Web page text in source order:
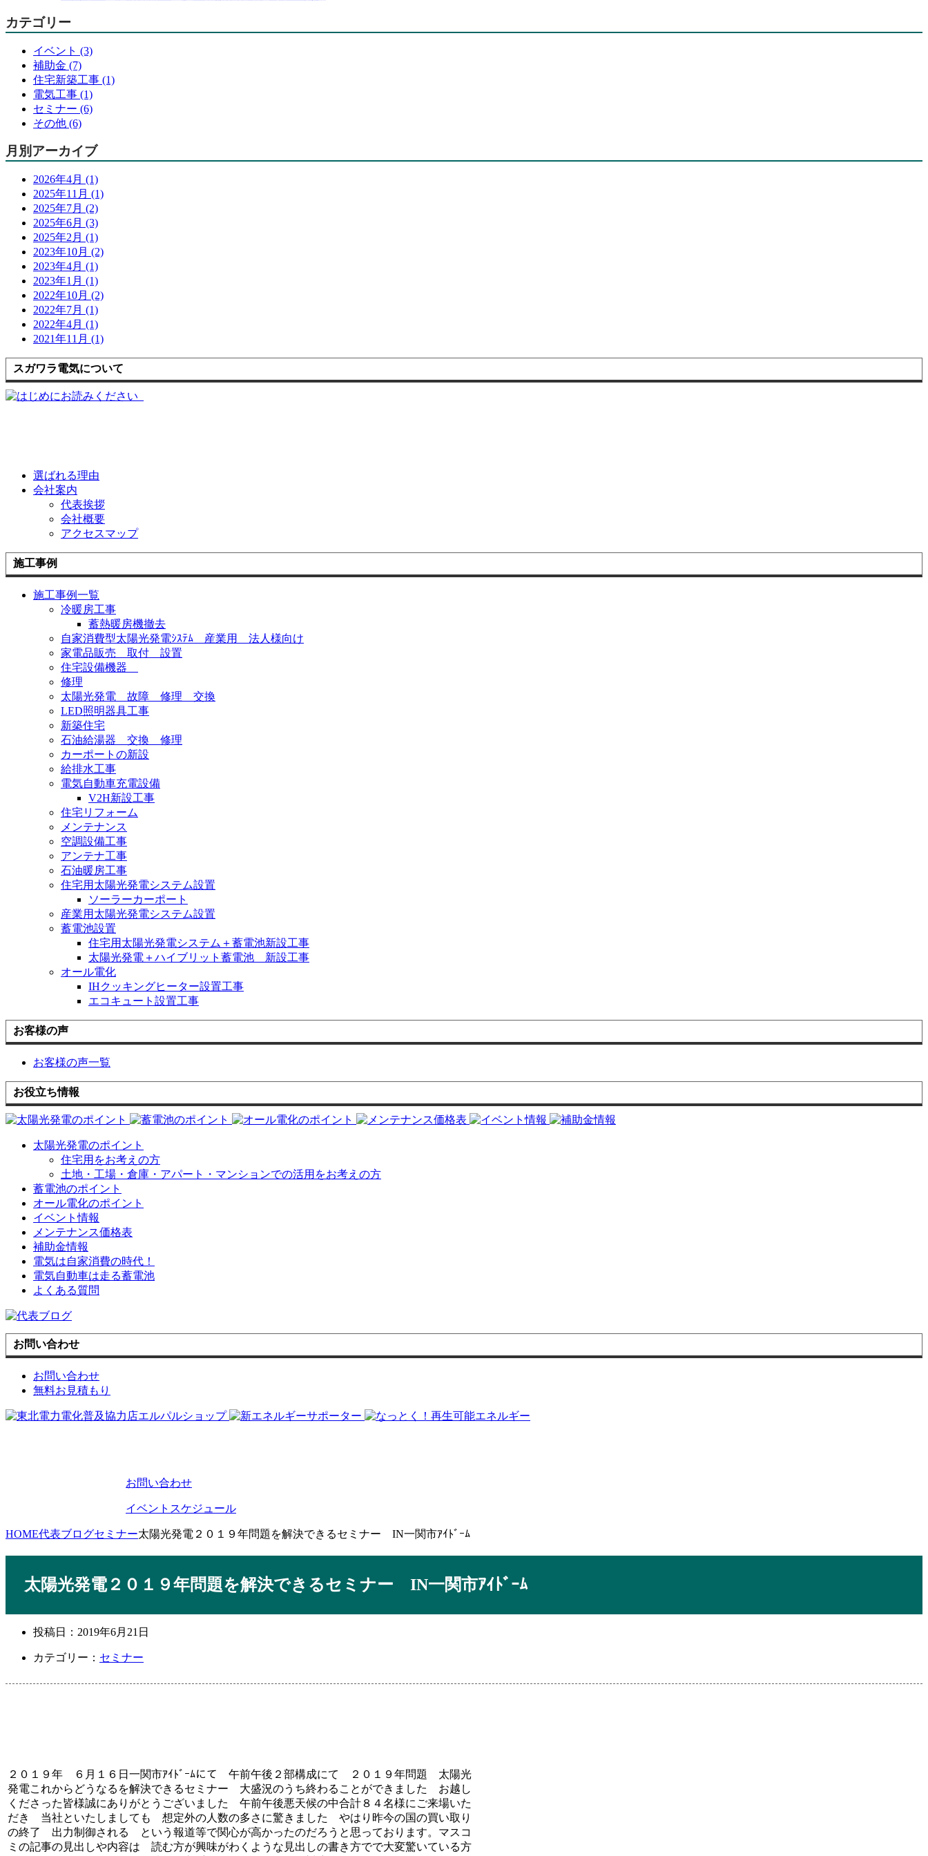
カテゴリー
イベント (3)
補助金 (7)
住宅新築工事 (1)
電気工事 (1)
セミナー (6)
その他 (6)
月別アーカイブ
2026年4月 (1)
2025年11月 (1)
2025年7月 (2)
2025年6月 (3)
2025年2月 (1)
2023年10月 (2)
2023年4月 (1)
2023年1月 (1)
2022年10月 (2)
2022年7月 (1)
2022年4月 (1)
2021年11月 (1)
スガワラ電気について
選ばれる理由
会社案内
代表挨拶
会社概要
アクセスマップ
施工事例
施工事例一覧
冷暖房工事
蓄熱暖房機撤去
自家消費型太陽光発電ｼｽﾃﾑ 産業用 法人様向け
家電品販売 取付 設置
住宅設備機器
修理
太陽光発電 故障 修理 交換
LED照明器具工事
新築住宅
石油給湯器 交換 修理
カーポートの新設
給排水工事
電気自動車充電設備
V2H新設工事
住宅リフォーム
メンテナンス
空調設備工事
アンテナ工事
石油暖房工事
住宅用太陽光発電システム設置
ソーラーカーポート
産業用太陽光発電システム設置
蓄電池設置
住宅用太陽光発電システム＋蓄電池新設工事
太陽光発電＋ハイブリット蓄電池 新設工事
オール電化
IHクッキングヒーター設置工事
エコキュート設置工事
お客様の声
お客様の声一覧
お役立ち情報
太陽光発電のポイント
住宅用をお考えの方
土地・工場・倉庫・アパート・マンションでの活用をお考えの方
蓄電池のポイント
オール電化のポイント
イベント情報
メンテナンス価格表
補助金情報
電気は自家消費の時代！
電気自動車は走る蓄電池
よくある質問
お問い合わせ
お問い合わせ
無料お見積もり
お問い合わせ
イベントスケジュール
HOME代表ブログセミナー太陽光発電２０１９年問題を解決できるセミナー IN一関市ｱｲﾄﾞｰﾑ
太陽光発電２０１９年問題を解決できるセミナー IN一関市ｱｲﾄﾞｰﾑ
投稿日： 2019年6月21日
カテゴリー： セミナー
２０１９年 ６月１６日一関市ｱｲﾄﾞｰﾑにて 午前午後２部構成にて ２０１９年問題 太陽光
発電これからどうなるを解決できるセミナー 大盛況のうち終わることができました お越し
くださった皆様誠にありがとうございました 午前午後悪天候の中合計８４名様にご来場いた
だき 当社といたしましても 想定外の人数の多さに驚きました やはり昨今の国の買い取り
の終了 出力制御される という報道等で関心が高かったのだろうと思っております。マスコ
ミの記事の見出しや内容は 読む方が興味がわくような見出しの書き方でで大変驚いている方